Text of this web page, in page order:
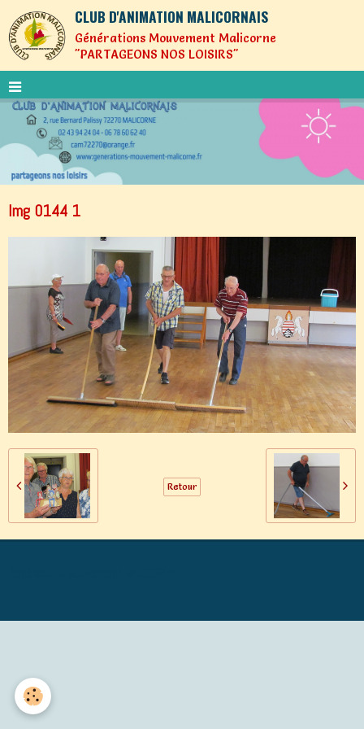
CLUB D'ANIMATION MALICORNAIS
Générations Mouvement Malicorne
"PARTAGEONS NOS LOISIRS"
Img 0144 1
Retour